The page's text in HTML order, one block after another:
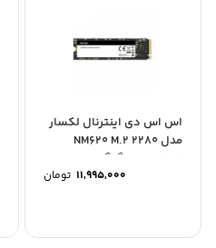
اس اس دی اینترنال لکسار
مدل NM620 M.2 2280
ظرفیت 256 گیگابایت
11,995,000 تومان